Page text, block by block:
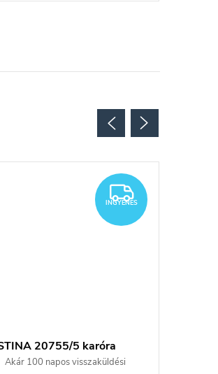
INGYENES
INGYENES
20755/5 karóra
Akár 100 napos visszaküldési